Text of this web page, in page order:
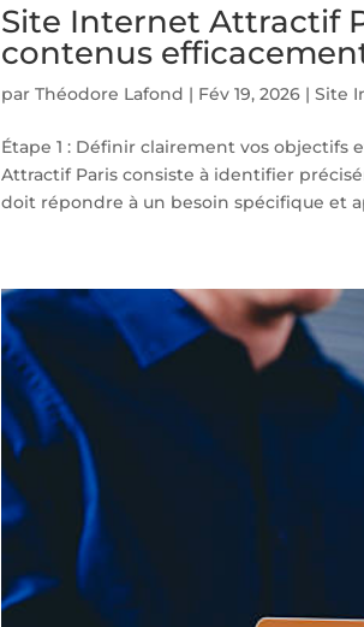
Site Internet Attractif
contenus
parThéodore Lafond | Fév 19, 2026 |Site
Étape 1 : Définir clairement vos
Attractif Paris consiste à identifier
doit répondre à un besoin spécifique et